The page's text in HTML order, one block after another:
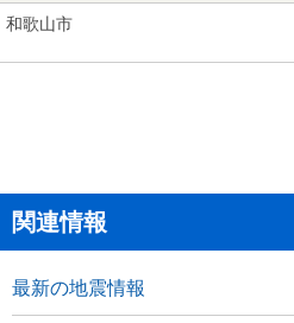
和歌山市
関連情報
最新の地震情報